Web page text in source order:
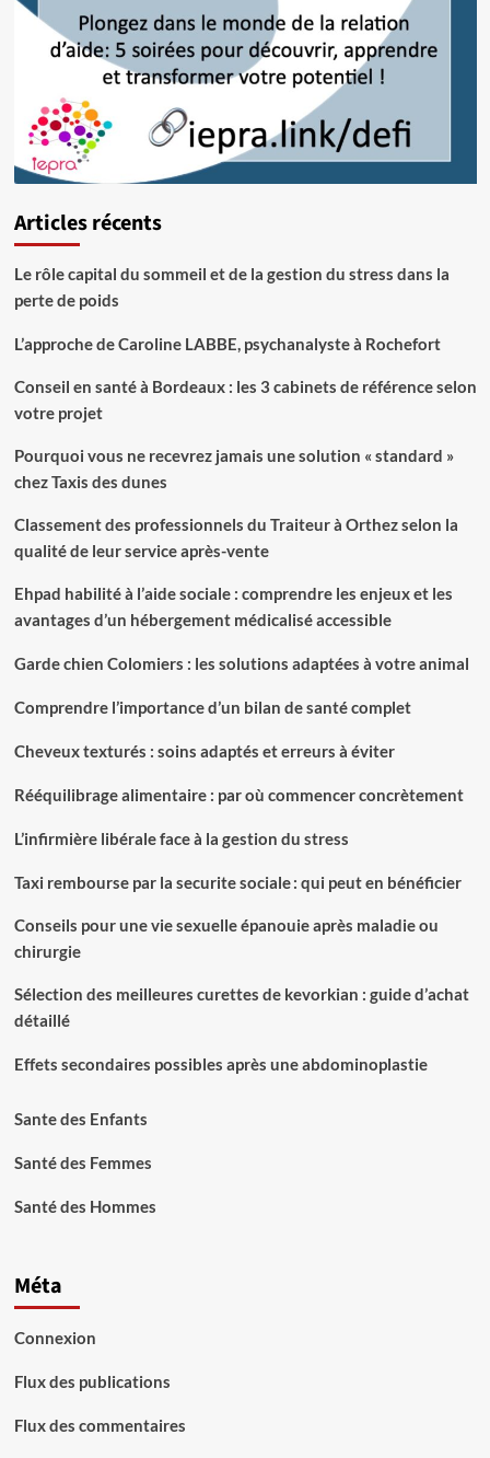
Articles récents
Le rôle capital du sommeil et de la gestion du stress dans la
perte de poids
L’approche de Caroline LABBE, psychanalyste à Rochefort
Conseil en santé à Bordeaux : les 3 cabinets de référence selon
votre projet
Pourquoi vous ne recevrez jamais une solution « standard »
chez Taxis des dunes
Classement des professionnels du Traiteur à Orthez selon la
qualité de leur service après-vente
Ehpad habilité à l’aide sociale : comprendre les enjeux et les
avantages d’un hébergement médicalisé accessible
Garde chien Colomiers : les solutions adaptées à votre animal
Comprendre l’importance d’un bilan de santé complet
Cheveux texturés : soins adaptés et erreurs à éviter
Rééquilibrage alimentaire : par où commencer concrètement
L’infirmière libérale face à la gestion du stress
Taxi rembourse par la securite sociale : qui peut en bénéficier
Conseils pour une vie sexuelle épanouie après maladie ou
chirurgie
Sélection des meilleures curettes de kevorkian : guide d’achat
détaillé
Effets secondaires possibles après une abdominoplastie
Sante des Enfants
Santé des Femmes
Santé des Hommes
Méta
Connexion
Flux des publications
Flux des commentaires